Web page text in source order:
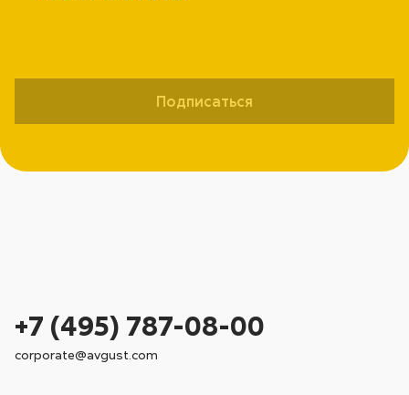
Подписаться
+7 (495) 787-08-00
corporate@avgust.com